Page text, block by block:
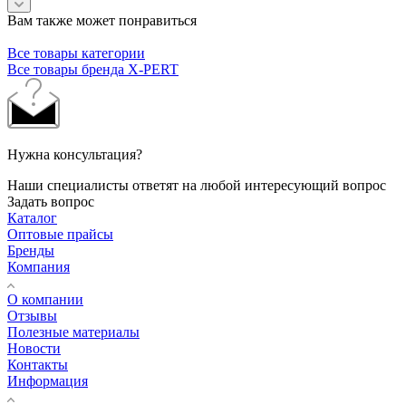
Вам также может понравиться
Все товары категории
Все товары бренда X-PERT
Нужна консультация?
Наши специалисты ответят на любой интересующий вопрос
Задать вопрос
Каталог
Оптовые прайсы
Бренды
Компания
О компании
Отзывы
Полезные материалы
Новости
Контакты
Информация